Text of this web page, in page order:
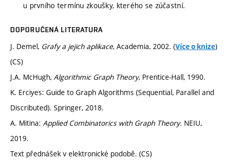
u prvního termínu zkoušky, kterého se zúčastní.
DOPORUČENÁ LITERATURA
J. Demel, Grafy a jejich aplikace, Academia, 2002. (Více o knize)
(CS)
J.A. McHugh, Algorithmic Graph Theory, Prentice-Hall, 1990.
K. Erciyes: Guide to Graph Algorithms (Sequential, Parallel and
Discributed). Springer, 2018.
A. Mitina: Applied Combinatorics with Graph Theory. NEIU,
2019.
Text přednášek v elektronické podobě. (CS)